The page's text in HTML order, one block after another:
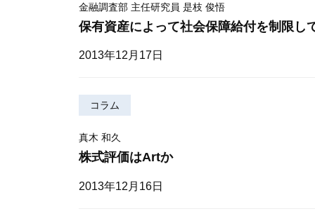
金融調査部 主任研究員 是枝 俊悟
保有資産によって社会保障給付を制限し
2013年12月17日
コラム
真木 和久
株式評価はArtか
2013年12月16日